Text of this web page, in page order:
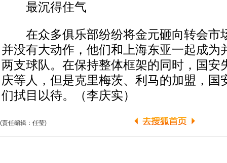
最沉得住气
在众多俱乐部纷纷将金元砸向转会市
并没有大动作，他们和上海东亚一起成为
两支球队。在保持整体框架的同时，国安
庆等人，但是克里梅茨、利马的加盟，国
们拭目以待。（李庆实）
(责任编辑：任莹)